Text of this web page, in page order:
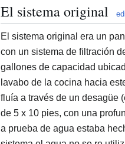
El sistema original
El sistema original era un
con un sistema de filtración
gallones de capacidad
lavabo de la cocina hacia
fluía a través de un desagüe
de 5 x 10 pies, con una
a prueba de agua estaba